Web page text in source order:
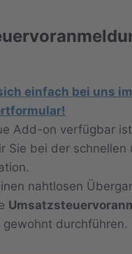
einfach bei uns
Add-on verfügbar
Sie bei der schnellen
nahtlosen
gewohnt durchführen.